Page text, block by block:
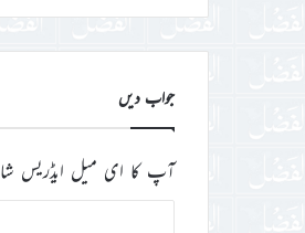
جواب دیں
آپ کا ای میل ایڈریس